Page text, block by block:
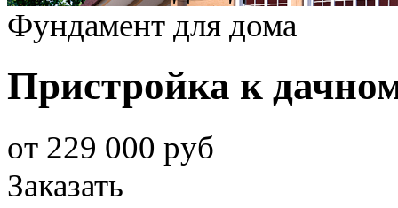
Фундамент для дома
Пристройка к
от 229 000 руб
Заказать